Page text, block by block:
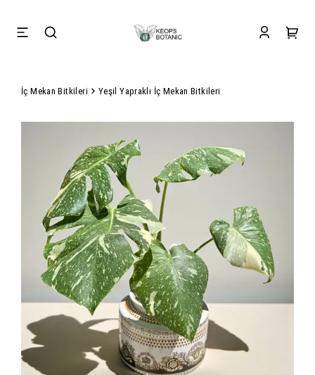
İç Mekan Bitkileri Yeşil Yapraklı İç Mekan Bitkileri